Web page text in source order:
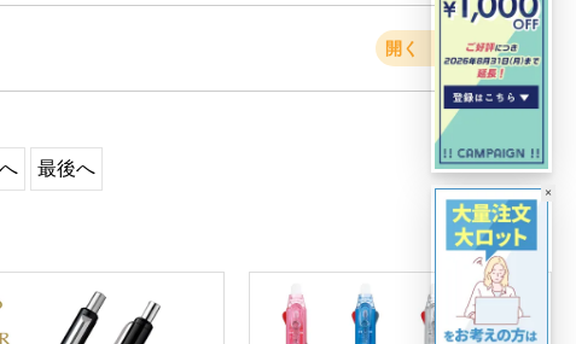
開く
最後へ
×